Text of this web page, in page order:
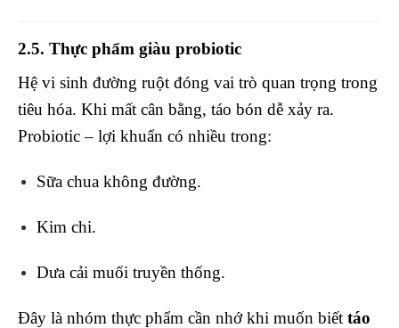
2.5. Thực phẩm giàu probiotic
Hệ vi sinh đường ruột đóng vai trò quan trọng trong
tiêu hóa. Khi mất cân bằng, táo bón dễ xảy ra.
Probiotic – lợi khuẩn có nhiều trong:
Sữa chua không đường.
Kim chi.
Dưa cải muối truyền thống.
Đây là nhóm thực phẩm cần nhớ khi muốn biết táo